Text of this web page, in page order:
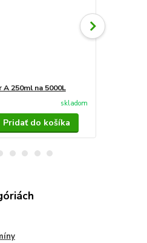
250ml na 5000L
skladom
Pridať do košíka